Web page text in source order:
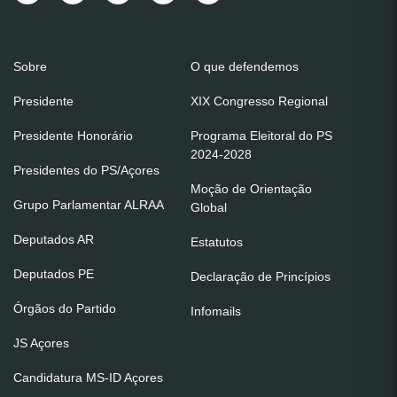
Sobre
Presidente
Presidente Honorário
Presidentes do PS/Açores
Grupo Parlamentar ALRAA
Deputados AR
Deputados PE
Órgãos do Partido
JS Açores
Candidatura MS-ID Açores
O que defendemos
XIX Congresso Regional
Programa Eleitoral do PS
2024-2028
Moção de Orientação
Global
Estatutos
Declaração de Princípios
Infomails